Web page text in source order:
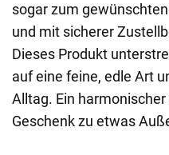
sogar zum
und mit sicherer
Dieses Produkt
auf eine feine, edle Art
Alltag. Ein
Geschenk zu etwas